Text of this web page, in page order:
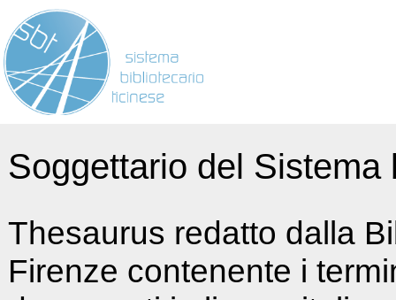
Soggettario del
Thesaurus redatto dalla
Firenze contenente i